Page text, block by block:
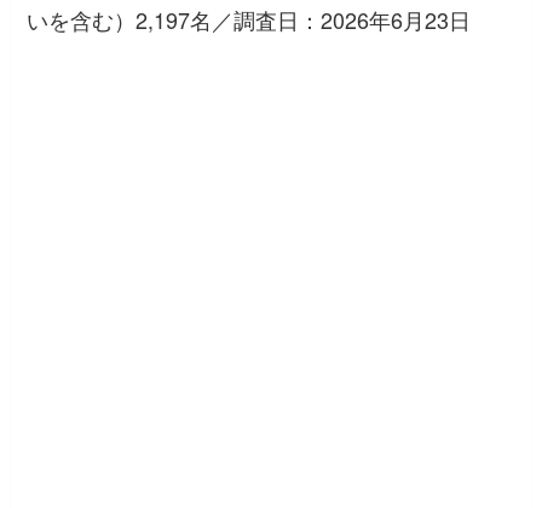
いを含む）2,197名／調査日：2026年6月23日